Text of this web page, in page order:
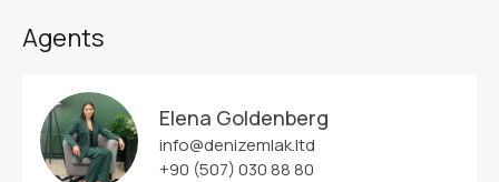
Agents
Elena Goldenberg
info@denizemlak.ltd
+90 (507) 030 88 80